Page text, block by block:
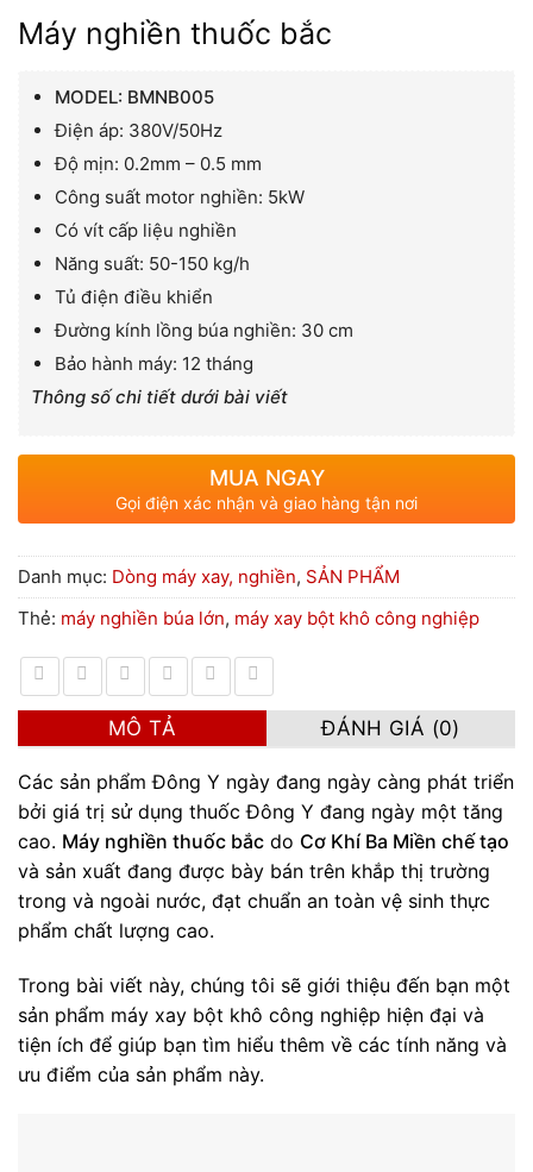
Máy nghiền thuốc bắc
MODEL: BMNB005
Điện áp: 380V/50Hz
Độ mịn: 0.2mm – 0.5 mm
Công suất motor nghiền: 5kW
Có vít cấp liệu nghiền
Năng suất: 50-150 kg/h
Tủ điện điều khiển
Đường kính lồng búa nghiền: 30 cm
Bảo hành máy: 12 tháng
Thông số chi tiết dưới bài viết
MUA NGAY
Gọi điện xác nhận và giao hàng tận nơi
Danh mục: Dòng máy xay, nghiền, SẢN PHẨM
Thẻ: máy nghiền búa lớn, máy xay bột khô công nghiệp
MÔ TẢ ĐÁNH GIÁ (0)
Các sản phẩm Đông Y ngày đang ngày càng phát triển
bởi giá trị sử dụng thuốc Đông Y đang ngày một tăng
cao. Máy nghiền thuốc bắc do Cơ Khí Ba Miền chế tạo
và sản xuất đang được bày bán trên khắp thị trường
trong và ngoài nước, đạt chuẩn an toàn vệ sinh thực
phẩm chất lượng cao.
Trong bài viết này, chúng tôi sẽ giới thiệu đến bạn một
sản phẩm máy xay bột khô công nghiệp hiện đại và
tiện ích để giúp bạn tìm hiểu thêm về các tính năng và
ưu điểm của sản phẩm này.